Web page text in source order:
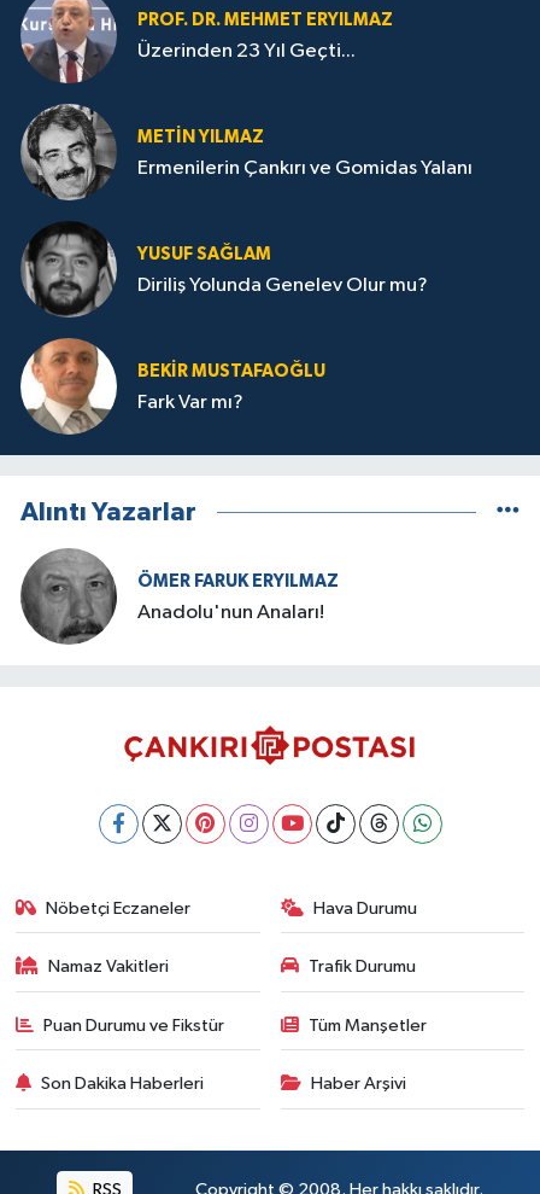
PROF. DR. MEHMET ERYILMAZ
Üzerinden 23 Yıl Geçti...
METIN YILMAZ
Ermenilerin Çankırı ve Gomidas Yalanı
YUSUF SAĞLAM
Diriliş Yolunda Genelev Olur mu?
BEKIR MUSTAFAOĞLU
Fark Var mı?
Alıntı Yazarlar
ÖMER FARUK ERYILMAZ
Anadolu'nun Anaları!
Nöbetçi Eczaneler Hava Durumu
Namaz Vakitleri Trafik Durumu
Puan Durumu ve Fikstür Tüm Manşetler
Son Dakika Haberleri Haber Arşivi
RSS Copyright © 2008. Her hakkı saklıdır.